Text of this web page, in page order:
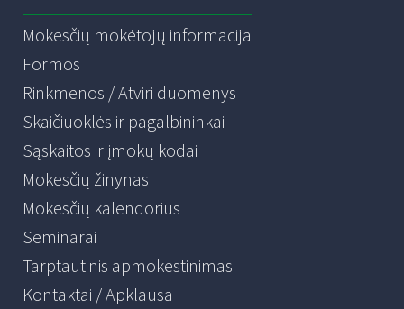
Mokesčių mokėtojų informacija
Formos
Rinkmenos / Atviri duomenys
Skaičiuoklės ir pagalbininkai
Sąskaitos ir įmokų kodai
Mokesčių žinynas
Mokesčių kalendorius
Seminarai
Tarptautinis apmokestinimas
Kontaktai / Apklausa